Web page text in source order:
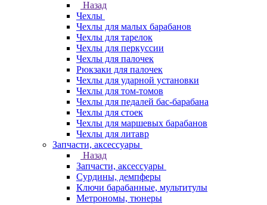
Назад
Чехлы
Чехлы для малых барабанов
Чехлы для тарелок
Чехлы для перкуссии
Чехлы для палочек
Рюкзаки для палочек
Чехлы для ударной установки
Чехлы для том-томов
Чехлы для педалей бас-барабана
Чехлы для стоек
Чехлы для маршевых барабанов
Чехлы для литавр
Запчасти, аксессуары
Назад
Запчасти, аксессуары
Сурдины, демпферы
Ключи барабанные, мультитулы
Метрономы, тюнеры